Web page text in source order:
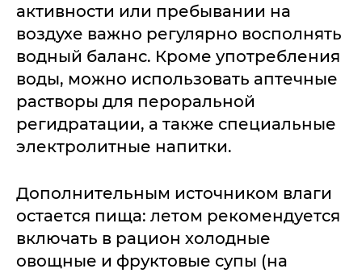
активности или пребывании на
воздухе важно регулярно восполнять
водный баланс. Кроме употребления
воды, можно использовать аптечные
растворы для пероральной
регидратации, а также специальные
электролитные напитки.
Дополнительным источником влаги
остается пища: летом рекомендуется
включать в рацион холодные
овощные и фруктовые супы (на